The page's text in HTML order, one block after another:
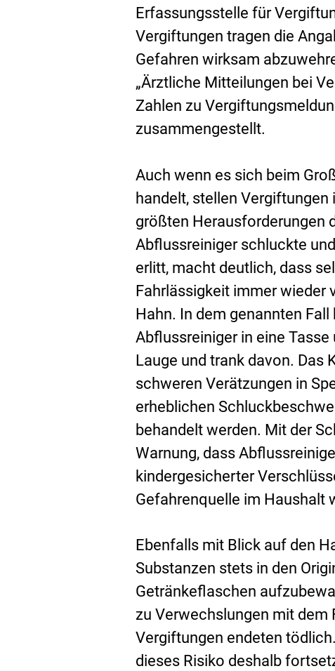
Erfassungsstelle für
Vergiftungen tragen die
Gefahren wirksam
„Ärztliche Mitteilungen bei
Zahlen zu
zusammengestellt.
Auch wenn es sich beim
handelt, stellen
größten Herausforderungen
Abflussreiniger schluckte
erlitt, macht deutlich, dass
Fahrlässigkeit immer wieder
Hahn. In dem genannten
Abflussreiniger in eine
Lauge und trank davon. Das
schweren Verätzungen in
erheblichen
behandelt werden. Mit der
Warnung, dass
kindergesicherter
Gefahrenquelle im Haushalt
Ebenfalls mit Blick auf den
Substanzen stets in den
Getränkeflaschen
zu Verwechslungen mit
Vergiftungen endeten
dieses Risiko deshalb